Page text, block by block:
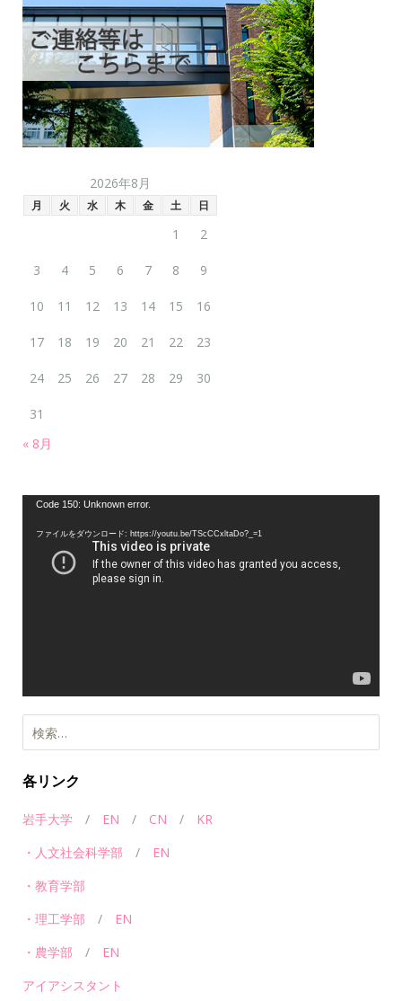
2026年8月
月 火 水 木 金 土 日
1 2
3 4 5 6 7 8 9
10 11 12 13 14 15 16
17 18 19 20 21 22 23
24 25 26 27 28 29 30
31
« 8月
Code 150: Unknown error.
ファイルをダウンロード: https://youtu.be/TScCCxltaDo?_=1
各リンク
岩手大学 / EN / CN / KR
・人文社会科学部 / EN
・教育学部
・理工学部 / EN
・農学部 / EN
アイアシスタント